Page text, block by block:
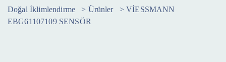
Doğal İklimlendirme > Ürünler >VİESSMANN
EBG61107109 SENSÖR